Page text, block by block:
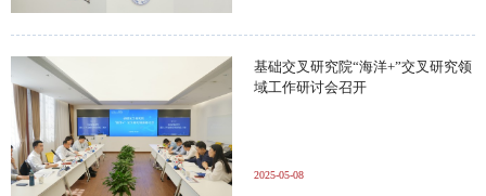
基础交叉研究院“海洋+”交叉研究领
域工作研讨会召开
2025-05-08